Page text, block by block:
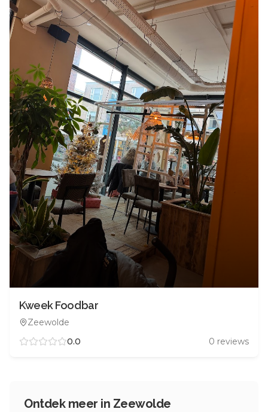
Kweek Foodbar
Zeewolde
0.0
0 reviews
Ontdek meer in Zeewolde